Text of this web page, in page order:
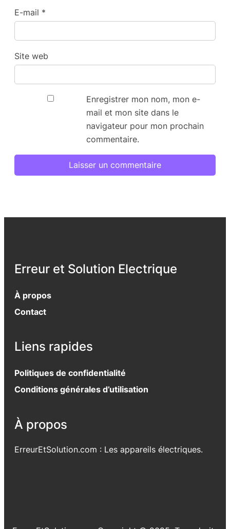
E-mail *
Site web
Enregistrer mon nom, mon e-
mail et mon site dans le
navigateur pour mon prochain
commentaire.
Erreur et Solution Electrique
À propos
Contact
Liens rapides
Politiques de confidentialité
Conditions générales d’utilisation
À propos
ErreurEtSolution.com : Les appareils électriques.